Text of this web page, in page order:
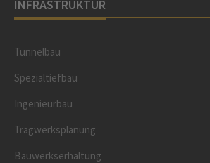
INFRASTRUKTUR
Tunnelbau
Spezialtiefbau
Ingenieurbau
Tragwerksplanung
Bauwerkserhaltung